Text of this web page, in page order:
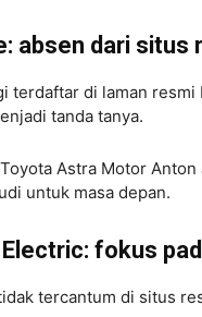
absen dari situs
terdaftar di laman
tanda tanya.
Astra Motor
untuk masa depan.
Electric: fokus
tercantum di situs